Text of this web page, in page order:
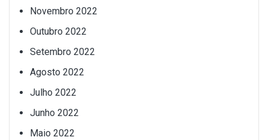
Novembro 2022
Outubro 2022
Setembro 2022
Agosto 2022
Julho 2022
Junho 2022
Maio 2022